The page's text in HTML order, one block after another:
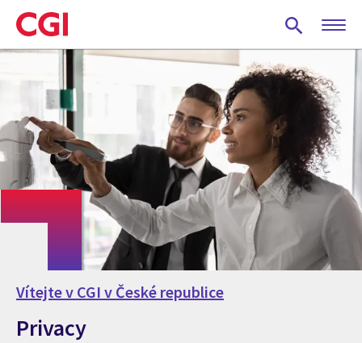
Skip
to
main
Vítejte v CGI v České republice
Privacy